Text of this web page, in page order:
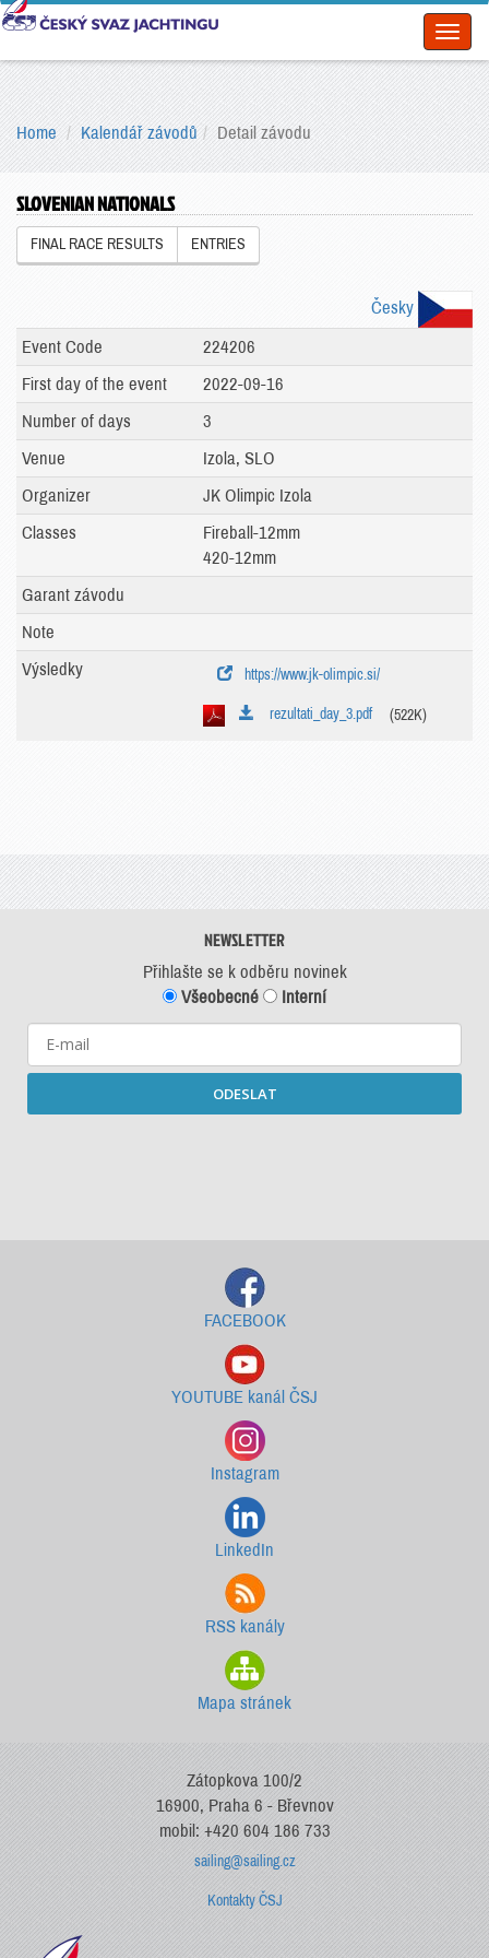
Home Kalendář závodů Detail závodu
SLOVENIAN NATIONALS
FINAL RACE RESULTS ENTRIES
Česky
Event Code
224206
First day of the event
2022-09-16
Number of days
3
Venue
Izola, SLO
Organizer
JK Olimpic Izola
Classes
Fireball-12mm
420-12mm
Garant závodu
Note
Výsledky
https://www.jk-olimpic.si/
rezultati_day_3.pdf (522K)
NEWSLETTER
Přihlašte se k odběru novinek
Všeobecné
Interní
ODESLAT
FACEBOOK
YOUTUBE kanál ČSJ
Instagram
LinkedIn
RSS kanály
Mapa stránek
Zátopkova 100/2
16900, Praha 6 - Břevnov
mobil: +420 604 186 733
sailing@sailing.cz
Kontakty ČSJ